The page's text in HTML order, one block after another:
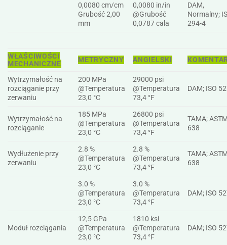
0,0080 cm/cm
Grubość 2,00
mm
0,0080 in/in
@Grubość
0,0787 cala
DAM,
Normalny;
294-4
WŁAŚCIWOŚCI
MECHANICZNE
METRYCZNY ANGIELSKI
Wytrzymałość na
rozciąganie przy
zerwaniu
200 MPa
@Temperatura
23,0 °C
29000 psi
@Temperatura
73,4 °F
DAM; ISO
Wytrzymałość na
rozciąganie
185 MPa
@Temperatura
23,0 °C
26800 psi
@Temperatura
73,4 °F
TAMA;
638
Wydłużenie przy
zerwaniu
2.8 %
@Temperatura
23,0 °C
2.8 %
@Temperatura
73,4 °F
TAMA;
638
3.0 %
@Temperatura
23,0 °C
3.0 %
@Temperatura
73,4 °F
DAM; ISO
Moduł rozciągania
12,5 GPa
@Temperatura
23,0 °C
1810 ksi
@Temperatura
73,4 °F
DAM; ISO